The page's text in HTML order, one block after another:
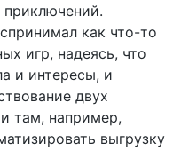
как что-то
игр, надеясь, что
и интересы, и
двух
там, например,
выгрузку